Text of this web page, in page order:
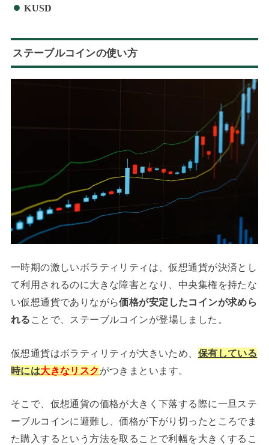
KUSD
ステーブルコインの使い方
一時期の激しいボラティリティは、仮想通貨が決済とし
て利用されるのに大きな障害となり、中央集権を持たな
い仮想通貨でありながら価格が安定したコインが求めら
れる ことで、ステーブルコインが登場しました。
仮想通貨はボラティリティが大きいため、 保有している
時には大きなリスク がつきまといます。
そこで、仮想通貨の価格が大きく下落する際に一旦ステ
ーブルコインに避難し、価格が下がり切ったところでま
た購入するという方法を取ることで利幅を大きくするこ